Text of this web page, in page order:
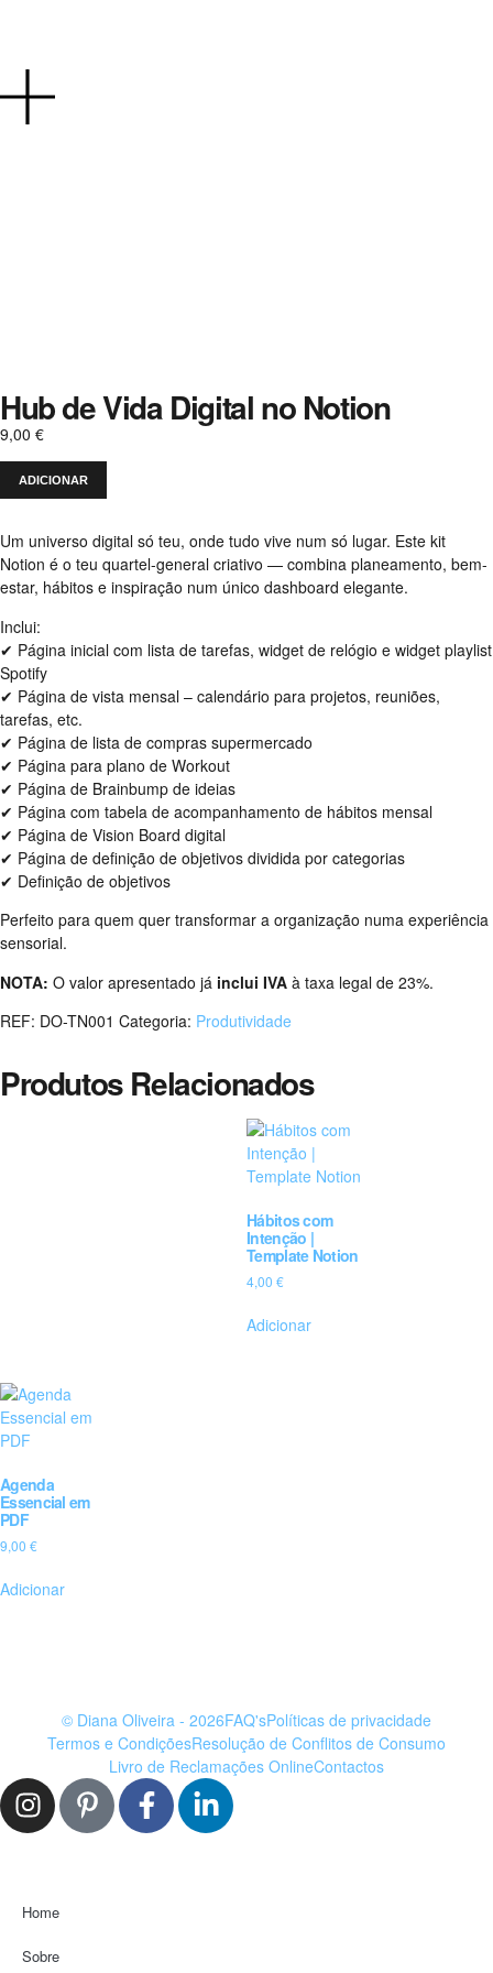
Hub de Vida Digital no Notion
9,00 €
ADICIONAR
Um universo digital só teu, onde tudo vive num só lugar. Este kit
Notion é o teu quartel-general criativo — combina planeamento, bem-
estar, hábitos e inspiração num único dashboard elegante.
Inclui:
✔ Página inicial com lista de tarefas, widget de relógio e widget playlist
Spotify
✔ Página de vista mensal – calendário para projetos, reuniões,
tarefas, etc.
✔ Página de lista de compras supermercado
✔ Página para plano de Workout
✔ Página de Brainbump de ideias
✔ Página com tabela de acompanhamento de hábitos mensal
✔ Página de Vision Board digital
✔ Página de definição de objetivos dividida por categorias
✔ Definição de objetivos
Perfeito para quem quer transformar a organização numa experiência
sensorial.
NOTA: O valor apresentado já inclui IVA à taxa legal de 23%.
REF: DO-TN001 Categoria: Produtividade
Produtos Relacionados
Hábitos com
Intenção |
Template Notion
4,00 €
Adicionar
Agenda
Essencial em
PDF
9,00 €
Adicionar
© Diana Oliveira - 2026FAQ'sPolíticas de privacidade
Termos e CondiçõesResolução de Conflitos de Consumo
Livro de Reclamações OnlineContactos
Home
Sobre